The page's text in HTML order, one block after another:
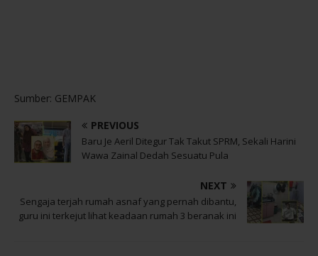
Sumber: GEMPAK
PREVIOUS
Baru Je Aeril Ditegur Tak Takut SPRM, Sekali Harini
Wawa Zainal Dedah Sesuatu Pula
NEXT
Sengaja terjah rumah asnaf yang pernah dibantu,
guru ini terkejut lihat keadaan rumah 3 beranak ini